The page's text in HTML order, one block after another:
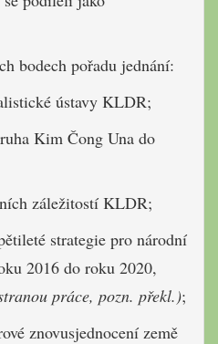
bodech pořadu jednání:
ústavy KLDR;
Kim Čong Una do
záležitostí KLDR;
strategie pro národní
2016 do roku 2020,
práce, pozn. překl.);
znovusjednocení země